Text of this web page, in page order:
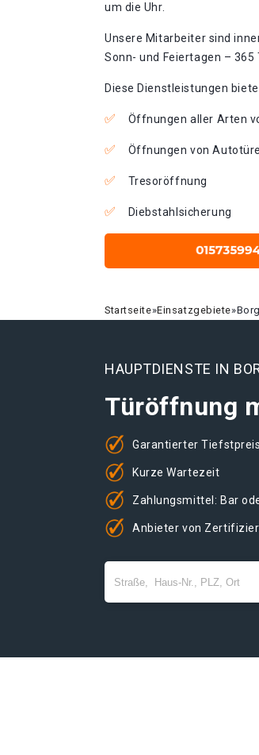
um die Uhr.
Unsere Mitarbeiter sind
Sonn- und Feiertagen – 365
Diese Dienstleistungen
Öffnungen aller Arten
Öffnungen von
Tresoröffnung
Diebstahlsicherung
Startseite»Einsatzgebiete»
HAUPTDIENSTE IN
Türöffnung
Garantierter Tiefstpreis
Kurze Wartezeit
Zahlungsmittel: Bar
Anbieter von